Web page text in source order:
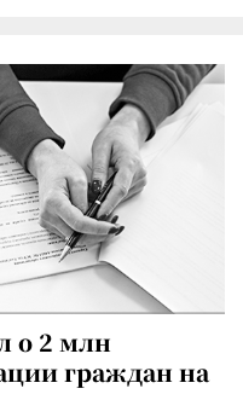
о 2 млн
граждан на